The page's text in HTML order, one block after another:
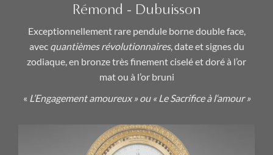
Cartels
Lustres & Candélabres (0)
Chefs-d'Œuvre (0)
Mobilier & Objets d’Art (0)
(2)
Rémond - Dubuisson
Exceptionnellement rare pendule borne double face,
avec quantièmes révolutionnaires, date et signes du
zodiaque, en bronze très finement ciselé et doré à l’or
mat ou à l’or bruni
« L’Engagement amoureux » ou « Le Sacrifice à l‘amour »